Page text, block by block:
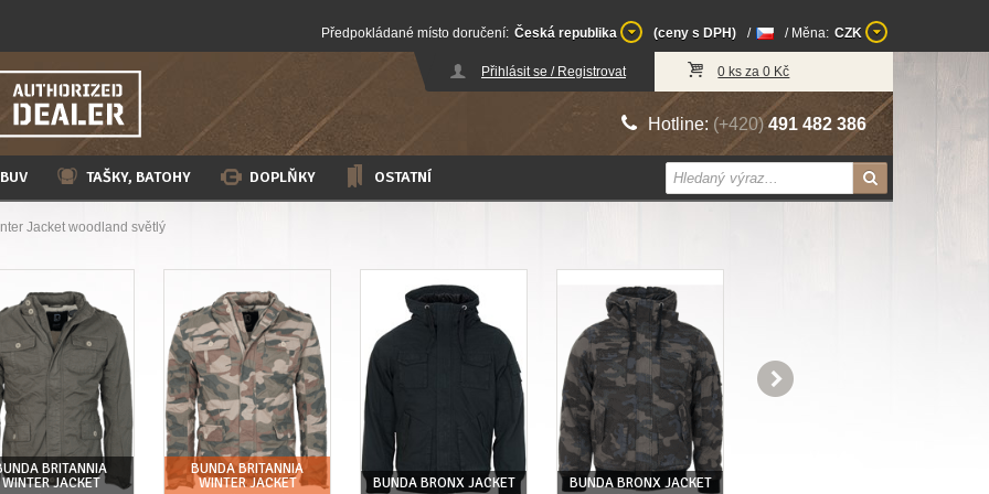
Předpokládané místo doručení: Česká republika (ceny s DPH) / / Měna: CZK
Přihlásit se / Registrovat 0 ks za 0 Kč
Hotline: (+420) 491 482 386
TAŠKY, BATOHY DOPLŇKY OSTATNÍ
Jacket woodland světlý

BRITANNIA
WINTER JACKET
BUNDA BRITANNIA
WINTER JACKET
BUNDA BRONX JACKET BUNDA BRONX JACKET